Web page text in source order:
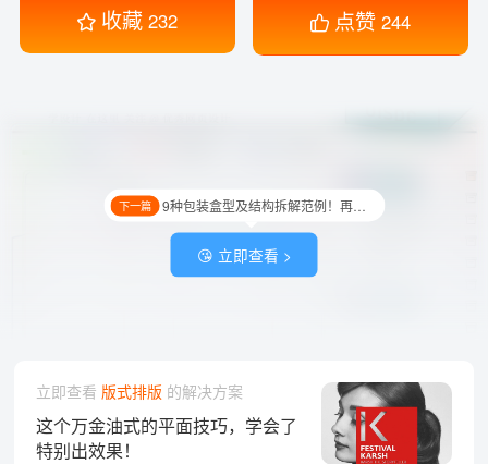
收藏 232 点赞 244
😘 立即查看 >
下一篇 9种包装盒型及结构拆解范例！再也不用到处找结构图了
立即查看 版式排版 的解决方案
这个万金油式的平面技巧，学会了
特别出效果！